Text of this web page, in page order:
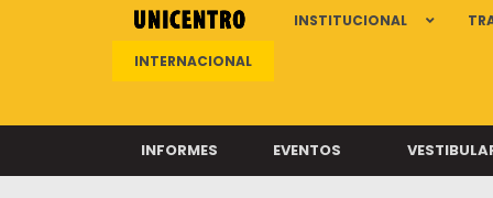
INSTITUCIONAL
INTERNACIONAL
INFORMES EVENTOS